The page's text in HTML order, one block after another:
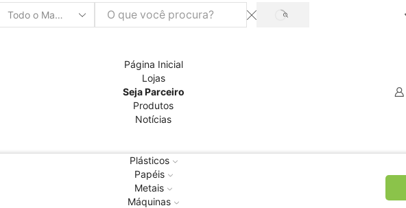
Entrada
PROCURAR
Página Inicial
Lojas
Seja Parceiro
Produtos
Notícias
Plásticos
Papéis
Metais
Máquinas